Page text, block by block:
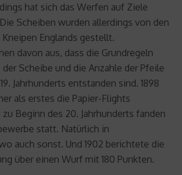
hat sich das Werfen auf Ziele
Scheiben wurden allerdings von den
Englands gestellt.
davon aus, dass die Grundregeln
Scheibe und die Anzahle der Pfeile
Jahrhunderts entstanden sind. 1898
als erstes die Papier-Flights
Beginn des 20. Jahrhunderts fanden
statt. Natürlich in
auch sonst. Und 1902 berichtete die
über einen Wurf mit 180 Punkten.